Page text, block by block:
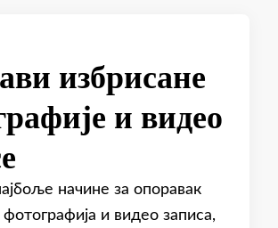
избрисане
и видео
начине за опоравак
и видео записа,